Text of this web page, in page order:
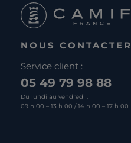
NOUS CONTACTER
Service client :
05 49 79 98 88
Du lundi au vendredi :
09 h 00 – 13 h 00 / 14 h 00 – 17 h 00